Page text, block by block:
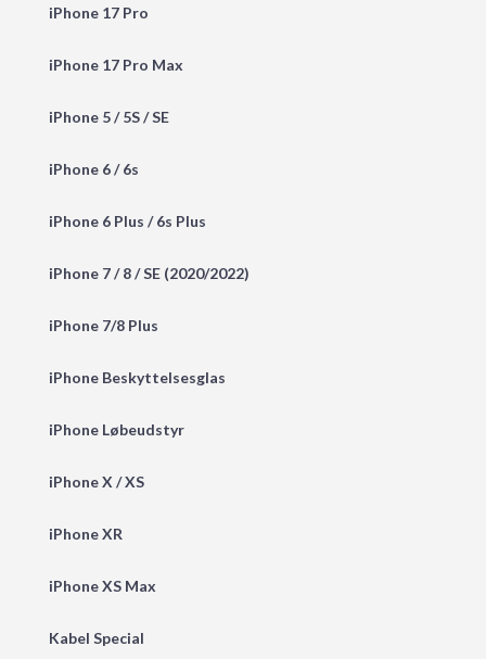
iPhone 17 Pro
iPhone 17 Pro Max
iPhone 5 / 5S / SE
iPhone 6 / 6s
iPhone 6 Plus / 6s Plus
iPhone 7 / 8 / SE (2020/2022)
iPhone 7/8 Plus
iPhone Beskyttelsesglas
iPhone Løbeudstyr
iPhone X / XS
iPhone XR
iPhone XS Max
Kabel Special